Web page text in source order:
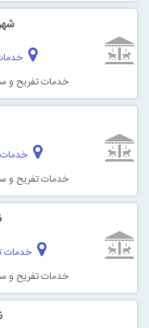
خدمات تفریح و
خدمات
خدمات تفریح و
خدمات
خدمات تفریح و